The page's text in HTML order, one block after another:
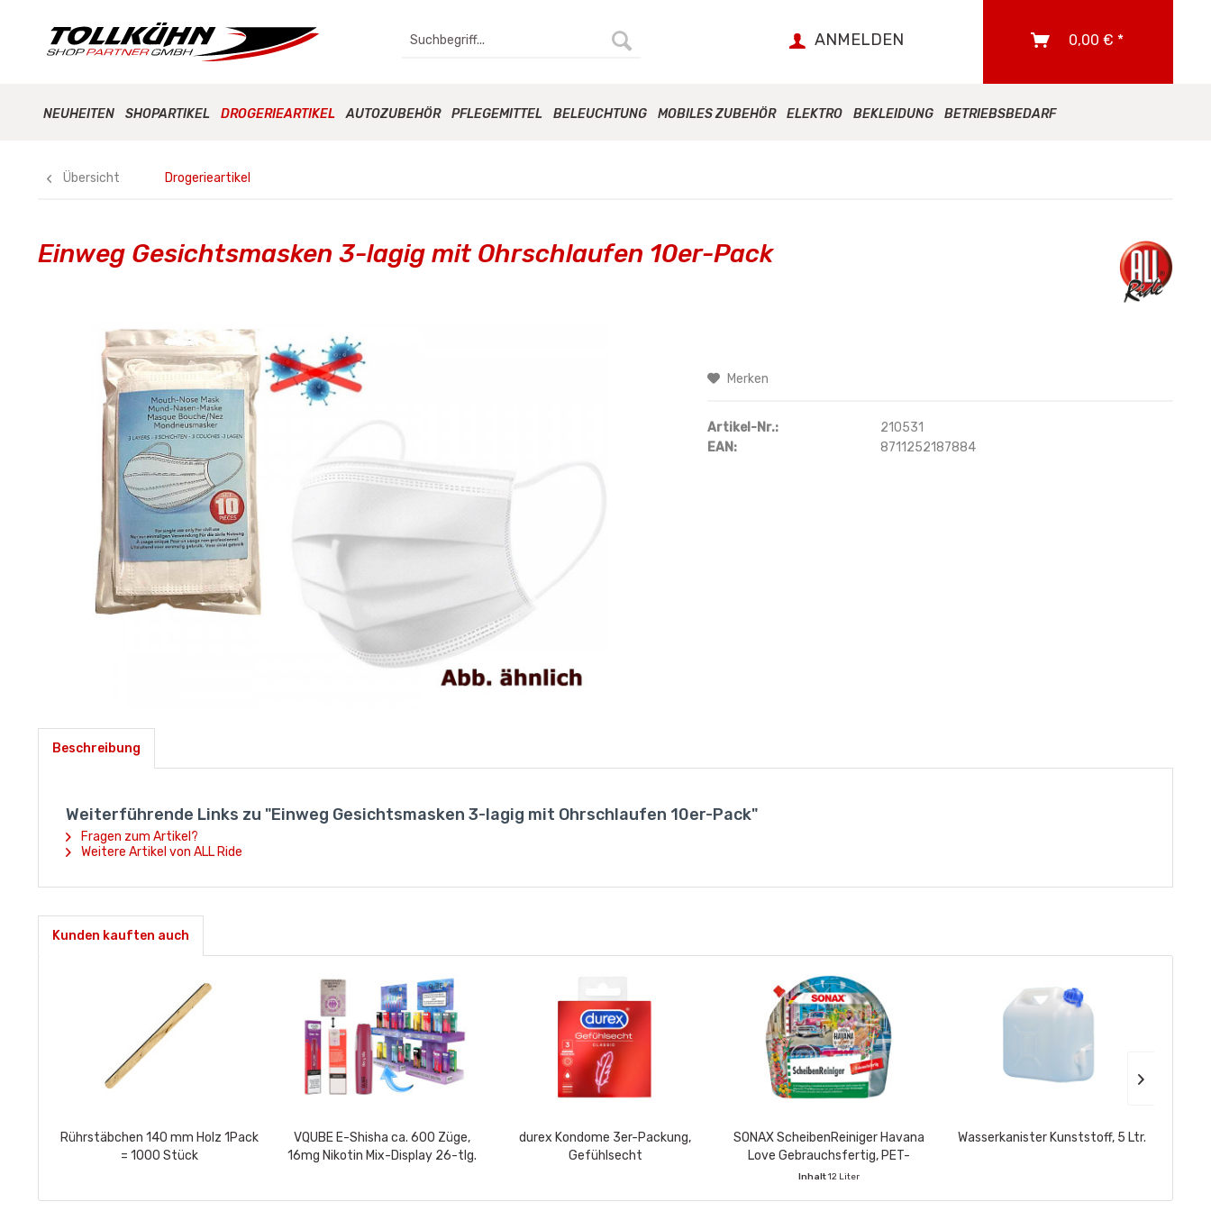
ANMELDEN 0,00 € *
NEUHEITEN SHOPARTIKEL DROGERIEARTIKEL AUTOZUBEHÖR PFLEGEMITTEL BELEUCHTUNG MOBILES ZUBEHÖR ELEKTRO BEKLEIDUNG BETRIEBSBEDARF
Übersicht Drogerieartikel
Einweg Gesichtsmasken 3-lagig mit Ohrschlaufen 10er-Pack
Merken
Artikel-Nr.:
210531
EAN:
8711252187884
Beschreibung
Weiterführende Links zu "Einweg Gesichtsmasken 3-lagig mit Ohrschlaufen 10er-Pack"
Fragen zum Artikel?
Weitere Artikel von ALL Ride
Kunden kauften auch
Rührstäbchen 140 mm Holz 1Pack
= 1000 Stück
VQUBE E-Shisha ca. 600 Züge,
16mg Nikotin Mix-Display 26-tlg.
durex Kondome 3er-Packung,
Gefühlsecht
SONAX ScheibenReiniger Havana
Love Gebrauchsfertig, PET-
Standbodenbeutel 3 Ltr.
Inhalt12 Liter
Wasserkanister Kunststoff, 5 Ltr.